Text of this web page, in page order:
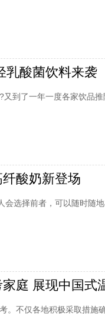
乳酸菌饮料来袭
到了一年一度各家饮品
酸奶新登场
会选择前者，可以随时随
庭 展现中国式
。不仅各地积极采取措施